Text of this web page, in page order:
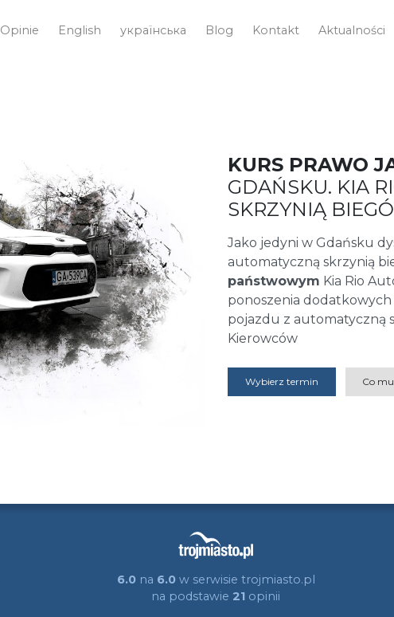
Opinie English українська Blog Kontakt Aktualności
KURS PRAWO
GDAŃSKU. KIA
SKRZYNIĄ
Jako jedyni w Gdańsku
automatyczną skrzynią
państwowym Kia Rio
ponoszenia
pojazdu z automatyczną
Kierowców
Wybierz termin Co
6.0na 6.0w serwisie trojmiasto.pl
na podstawie 21 opinii